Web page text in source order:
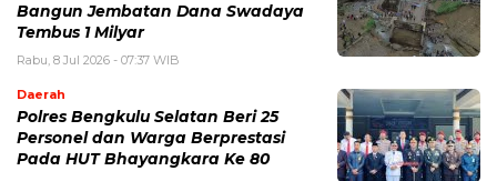
Bangun Jembatan Dana Swadaya
Tembus 1 Milyar
Rabu, 8 Jul 2026 - 07:37 WIB
Daerah
Polres Bengkulu Selatan Beri 25
Personel dan Warga Berprestasi
Pada HUT Bhayangkara Ke 80